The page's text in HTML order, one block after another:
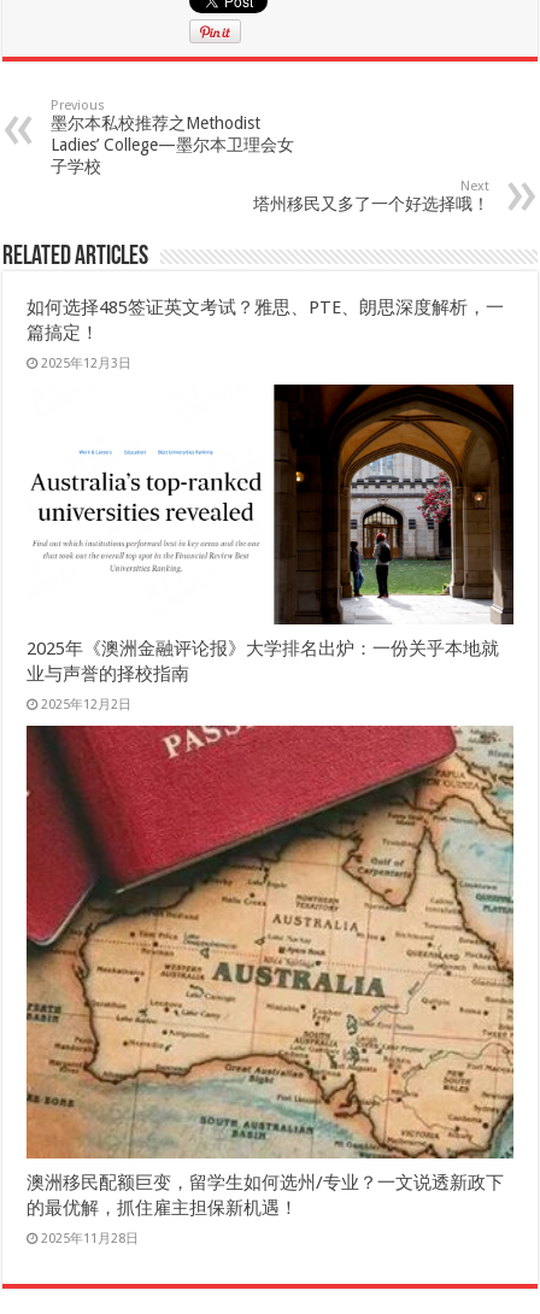
Previous
墨尔本私校推荐之Methodist
Ladies’ College—墨尔本卫理会女
子学校
Next
塔州移民又多了一个好选择哦！
Related Articles
如何选择485签证英文考试？雅思、PTE、朗思深度解析，一
篇搞定！
2025年12月3日
2025年《澳洲金融评论报》大学排名出炉：一份关乎本地就
业与声誉的择校指南
2025年12月2日
澳洲移民配额巨变，留学生如何选州/专业？一文说透新政下
的最优解，抓住雇主担保新机遇！
2025年11月28日